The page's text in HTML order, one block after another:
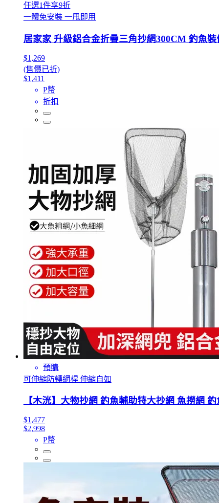
任選1件享9折
一體免安裝 一甩即用
居家家 升級鋁合金折疊三角抄網300CM 釣魚
$1,269
(售價已折)
$1,411
P幣
折扣
預購
可伸縮防轉網桿 伸縮自如
【木洸】大物抄網 釣魚輔助特大抄網 魚撈網
$1,477
$2,998
P幣